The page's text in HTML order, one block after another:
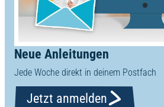
Neue Anleitungen
Jede Woche direkt in deinem Postfach
Jetzt anmelden